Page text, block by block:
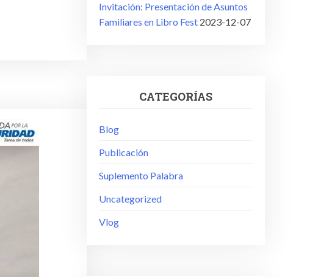
Invitación: Presentación de Asuntos
Familiares en Libro Fest 2023-12-07
CATEGORÍAS
Blog
Publicación
Suplemento Palabra
Uncategorized
Vlog